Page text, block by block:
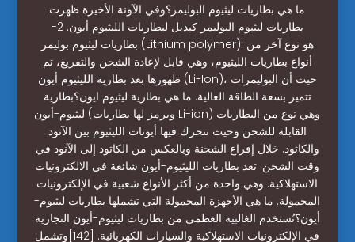
ما هي بطاريات ليثيوم البوليمر؟وفي الآونة الأخيرة ظهرت
بطاريات ليثيوم البوليمر كبديل لبطاريات الليثيوم أيون. 2-
بطاريات ليثيوم بوليمر (Lithium polymer): هو نوع آخر من
أنواع بطاريات الليثيوم، وهي قابل لإعادة الشحن والتفريغ، تم
ظهورها بعد بطارية الليثيوم أيون (Li-Ion)، حيث أن البوليمرات
تتميز بسعة الطاقة العالية. ما هي بطارية ليثيوم ايون؟بطارية
ليثيوم-أيون (ويرمز لها بطاريات Li-ion) وهي نوع من البطاريات
القابلة للشحن وحيث تتحرك فيها أيونات الليثيوم بين الآنود
والكاثود. خلال إفراغ الشحنة وبالعكس من الكاثود إلى الآنود في
وقت الشحن. تعد بطاريات الليثيوم-أيون شائعة في الالكترونيات
الاستهلاكية. وهي واحدة من أكثر الأنواع شعبية في الإلكترونيات
المحمولة. ما هي الأجهزة المحمولة التي تشملها بطاريات ليثيوم-
أيون؟تُستخدم الغالبية العظمى من بطاريات ليثيوم-أيون التجارية
في الإلكترونيات الاستهلاكية والسيارات الكهربائية. [142]وتشمل